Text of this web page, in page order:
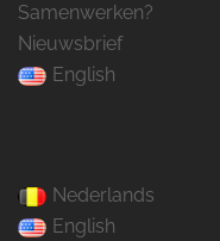
Samenwerken?
Nieuwsbrief
English
Nederlands
English